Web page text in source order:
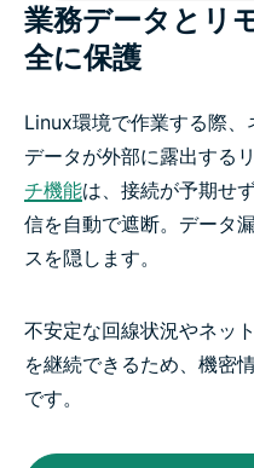
業務データとリ
全に保護
Linux環境で作業する際、
データが外部に露出する
チ機能は、接続が予期せ
信を自動で遮断。データ
スを隠します。
不安定な回線状況やネッ
を継続できるため、機密
です。